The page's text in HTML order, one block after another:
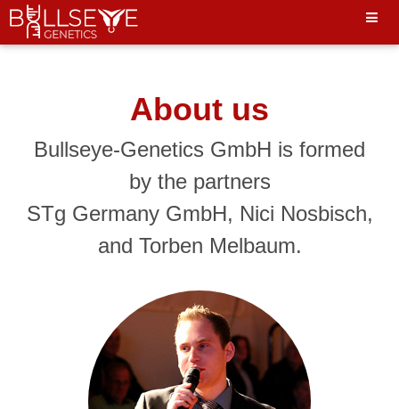
Hello World"
About us
Bullseye-Genetics GmbH is formed
by the partners
STg Germany GmbH, Nici Nosbisch,
and Torben Melbaum.